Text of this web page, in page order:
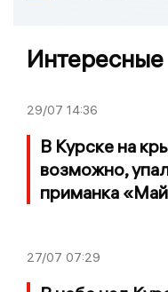
Интересные
29/07 14:36
В Курске на
возможно,
приманка
27/07 07:29